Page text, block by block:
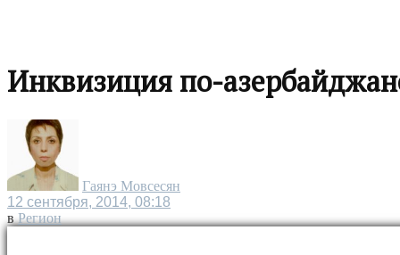
Инквизиция по-
Гаянэ Мовсесян
12 сентября, 2014, 08:18
в Регион